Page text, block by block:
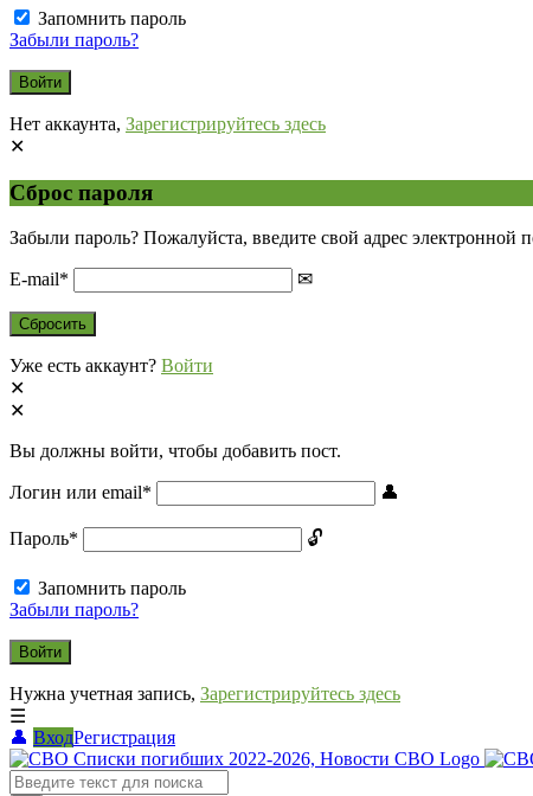
Запомнить пароль
Забыли пароль?
Нет аккаунта, Зарегистрируйтесь здесь
Сброс пароля
Забыли пароль? Пожалуйста, введите свой адрес
E-mail*
Уже есть аккаунт? Войти
Вы должны войти, чтобы добавить пост.
Логин или email*
Пароль*
Запомнить пароль
Забыли пароль?
Нужна учетная запись, Зарегистрируйтесь здесь
ВходРегистрация
СВО